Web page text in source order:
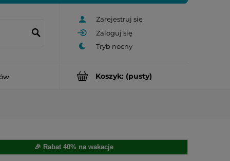
Zarejestruj się
Zaloguj się
Koszyk: (pusty)
🎉 Rabat 40% na wakacje